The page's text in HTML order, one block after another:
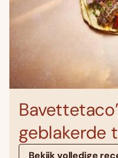
geblakerde
Bekijk volledige